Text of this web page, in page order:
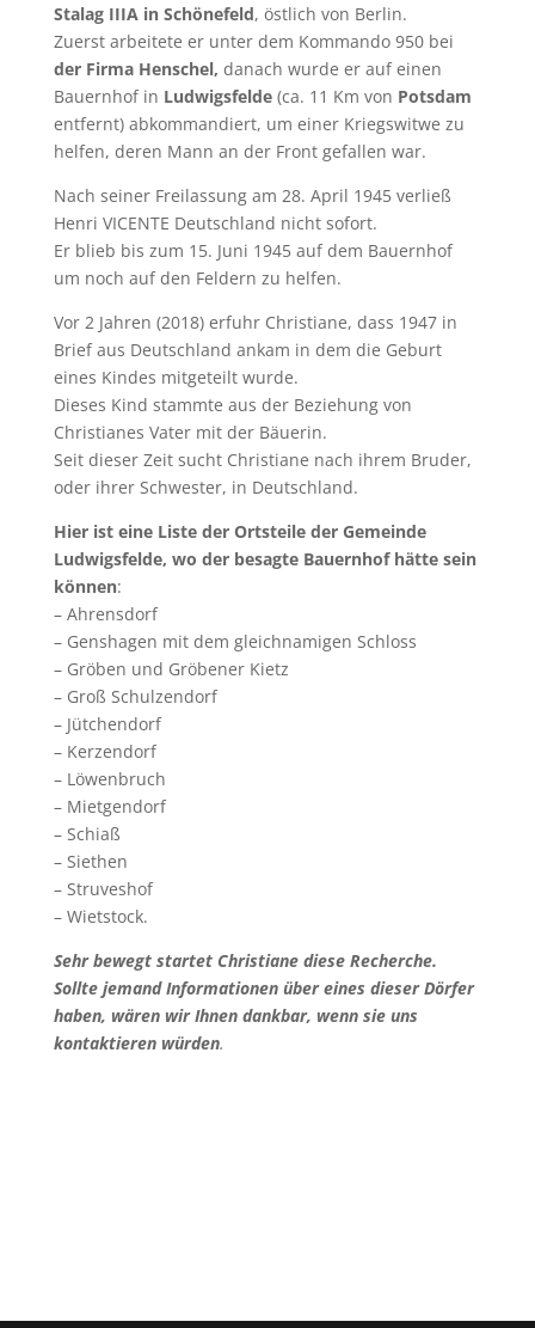
Stalag IIIA in Schönefeld, östlich von Berlin.
Zuerst arbeitete er unter dem Kommando 950 bei
der Firma Henschel, danach wurde er auf einen
Bauernhof in Ludwigsfelde(ca. 11 Km von Potsdam
entfernt) abkommandiert, um einer Kriegswitwe zu
helfen, deren Mann an der Front gefallen war.
Nach seiner Freilassung am 28. April 1945 verließ
Henri VICENTE Deutschland nicht sofort.
Er blieb bis zum 15. Juni 1945 auf dem Bauernhof
um noch auf den Feldern zu helfen.
Vor 2 Jahren (2018) erfuhr Christiane, dass 1947 in
Brief aus Deutschland ankam in dem die Geburt
eines Kindes mitgeteilt wurde.
Dieses Kind stammte aus der Beziehung von
Christianes Vater mit der Bäuerin.
Seit dieser Zeit sucht Christiane nach ihrem Bruder,
oder ihrer Schwester, in Deutschland.
Hier ist eine Liste der Ortsteile der Gemeinde
Ludwigsfelde, wo der besagte Bauernhof hätte sein
können:
– Ahrensdorf
– Genshagen mit dem gleichnamigen Schloss
– Gröben und Gröbener Kietz
– Groß Schulzendorf
– Jütchendorf
– Kerzendorf
– Löwenbruch
– Mietgendorf
– Schiaß
– Siethen
– Struveshof
– Wietstock.
Sehr bewegt startet Christiane diese Recherche.
Sollte jemand Informationen über eines dieser Dörfer
haben, wären wir Ihnen dankbar, wenn sie uns
kontaktieren würden.